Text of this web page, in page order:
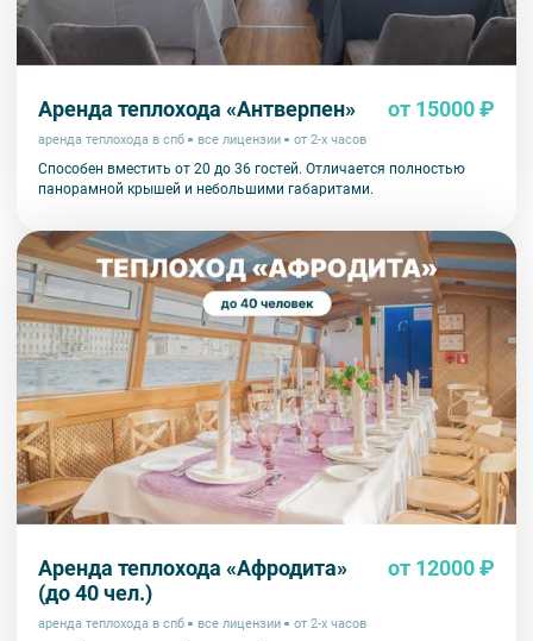
Аренда теплохода «Антверпен» от 15000 ₽
аренда теплохода в спб все лицензии от 2-х часов
Способен вместить от 20 до 36 гостей. Отличается полностью
панорамной крышей и небольшими габаритами.
Аренда теплохода «Афродита»
(до 40 чел.)
от 12000 ₽
аренда теплохода в спб все лицензии от 2-х часов